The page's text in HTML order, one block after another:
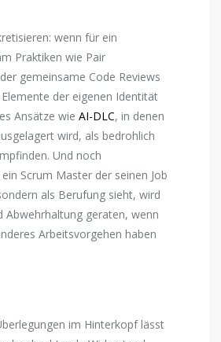
wenn für ein
Praktiken wie Pair
gemeinsame Code Reviews
der eigenen Identität
Ansätze wie AI-DLC, in denen
wird, als bedrohlich
Und noch
Scrum Master der seinen Job
als Berufung sieht, wird
Abwehrhaltung geraten, wenn
Arbeitsvorgehen haben
im Hinterkopf lässt